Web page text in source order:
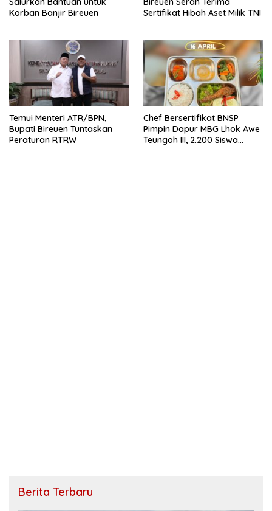
Korban Banjir Bireuen
Sertifikat Hibah Aset Milik TNI
Temui Menteri ATR/BPN,
Bupati Bireuen Tuntaskan
Peraturan RTRW
Chef Bersertifikat BNSP
Pimpin Dapur MBG Lhok Awe
Teungoh III, 2.200 Siswa
Berita Terbaru